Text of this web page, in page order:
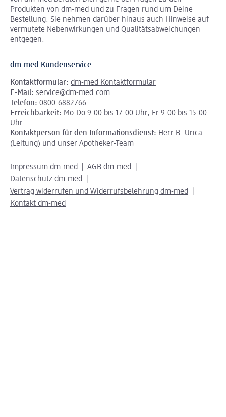
Produkten von dm-med und zu Fragen rund um Deine
Bestellung. Sie nehmen darüber hinaus auch Hinweise auf
vermutete Nebenwirkungen und Qualitätsabweichungen
entgegen.
dm-med Kundenservice
Kontaktformular: dm-med Kontaktformular
E-Mail: service@dm-med.com
Telefon: 0800-6882766
Erreichbarkeit: Mo-Do 9:00 bis 17:00 Uhr, Fr 9:00 bis 15:00
Uhr
Kontaktperson für den Informationsdienst: Herr B. Urica
(Leitung) und unser Apotheker-Team
Impressum dm-med
AGB dm-med
Datenschutz dm-med
Vertrag widerrufen und Widerrufsbelehrung dm-med
Kontakt dm-med